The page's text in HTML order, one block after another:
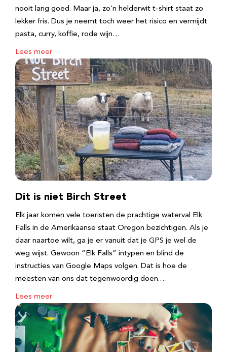
nooit lang goed. Maar ja, zo’n helderwit t-shirt staat zo
lekker fris. Dus je neemt toch weer het risico en vermijdt
pasta, curry, koffie, rode wijn…
Lees meer
Dit is niet Birch Street
Elk jaar komen vele toeristen de prachtige waterval Elk
Falls in de Amerikaanse staat Oregon bezichtigen. Als je
daar naartoe wilt, ga je er vanuit dat je GPS je wel de
weg wijst. Gewoon “Elk Falls” intypen en blind de
instructies van Google Maps volgen. Dat is hoe de
meesten van ons dat tegenwoordig doen.…
Lees meer